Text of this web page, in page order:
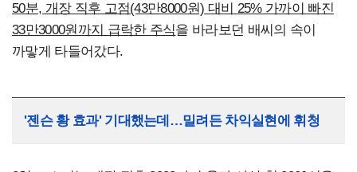
50분, 개장 직후 고점(43만8000원) 대비 25% 가까이 빠진
33만3000원까지 급락한 주식을 바라보던 배씨의 속이
까맣게 타들어갔다.
'젠슨 황 효과' 기대했는데…밀려든 차익실현에 휘청